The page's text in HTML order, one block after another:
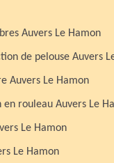
Auvers Le Hamon
de pelouse Auvers
Auvers Le Hamon
en rouleau Auvers Le
Le Hamon
Le Hamon